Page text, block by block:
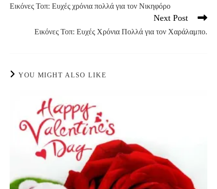
articles
Εικόνες Τοπ: Ευχές χρόνια πολλά για τον Νικηφόρο
Next Post
Εικόνες Τοπ: Ευχές Χρόνια Πολλά για τον Χαράλαμπο.
YOU MIGHT ALSO LIKE